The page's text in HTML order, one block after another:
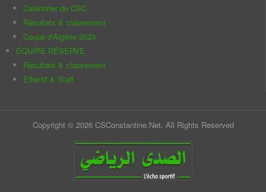
Calendrier du CSC
Résultats & classement
Coupe d'Algérie 2023
ÉQUIPE RÉSERVE
Résultats & classement
Effectif & Staff
Copyright © 2026 CSConstantine.Net. All Rights Reserved